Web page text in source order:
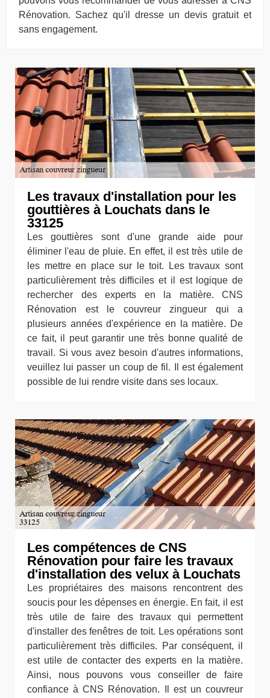
Rénovation. Sachez qu'il dresse un devis gratuit et
sans engagement.
Les travaux d'installation pour les
gouttières à Louchats dans le
33125
Les gouttières sont d'une grande aide pour
éliminer l'eau de pluie. En effet, il est très utile de
les mettre en place sur le toit. Les travaux sont
particulièrement très difficiles et il est logique de
rechercher des experts en la matière. CNS
Rénovation est le couvreur zingueur qui a
plusieurs années d'expérience en la matière. De
ce fait, il peut garantir une très bonne qualité de
travail. Si vous avez besoin d'autres informations,
veuillez lui passer un coup de fil. Il est également
possible de lui rendre visite dans ses locaux.
Les compétences de CNS
Rénovation pour faire les travaux
d'installation des velux à Louchats
Les propriétaires des maisons rencontrent des
soucis pour les dépenses en énergie. En fait, il est
très utile de faire des travaux qui permettent
d'installer des fenêtres de toit. Les opérations sont
particulièrement très difficiles. Par conséquent, il
est utile de contacter des experts en la matière.
Ainsi, nous pouvons vous conseiller de faire
confiance à CNS Rénovation. Il est un couvreur